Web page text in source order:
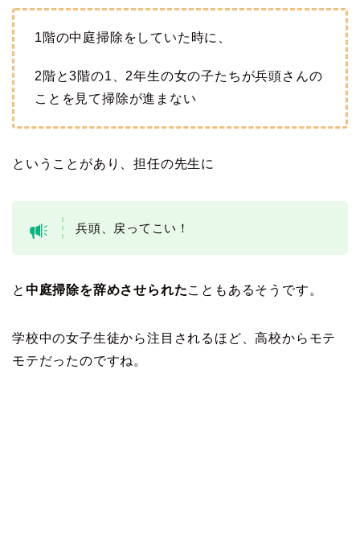
1階の中庭掃除をしていた時に、
2階と3階の1、2年生の女の子たちが兵頭さんの
ことを見て掃除が進まない
ということがあり、担任の先生に
兵頭、戻ってこい！
と 中庭掃除を辞めさせられたこともあるそうです。
学校中の女子生徒から注目されるほど、高校からモテ
モテだったのですね。